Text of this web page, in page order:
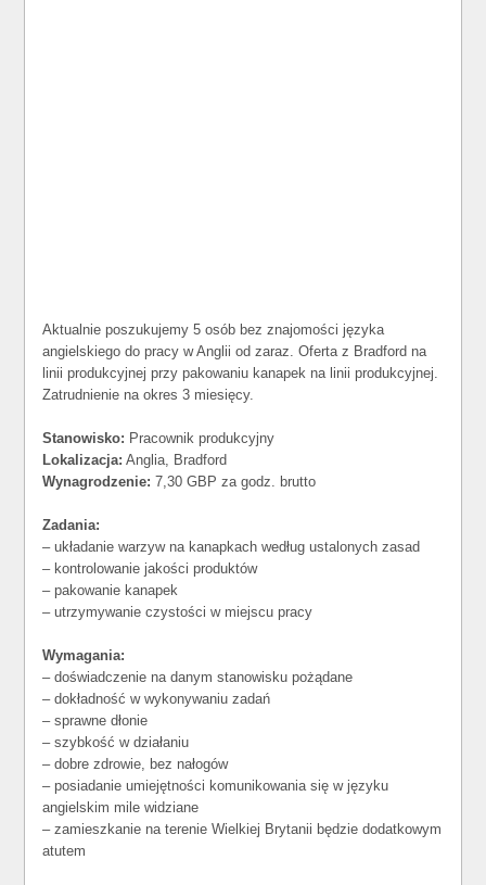
Aktualnie poszukujemy 5 osób bez znajomości języka
angielskiego do pracy w Anglii od zaraz. Oferta z Bradford na
linii produkcyjnej przy pakowaniu kanapek na linii produkcyjnej.
Zatrudnienie na okres 3 miesięcy.
Stanowisko: Pracownik produkcyjny
Lokalizacja: Anglia, Bradford
Wynagrodzenie: 7,30 GBP za godz. brutto
Zadania:
– układanie warzyw na kanapkach według ustalonych zasad
– kontrolowanie jakości produktów
– pakowanie kanapek
– utrzymywanie czystości w miejscu pracy
Wymagania:
– doświadczenie na danym stanowisku pożądane
– dokładność w wykonywaniu zadań
– sprawne dłonie
– szybkość w działaniu
– dobre zdrowie, bez nałogów
– posiadanie umiejętności komunikowania się w języku
angielskim mile widziane
– zamieszkanie na terenie Wielkiej Brytanii będzie dodatkowym
atutem